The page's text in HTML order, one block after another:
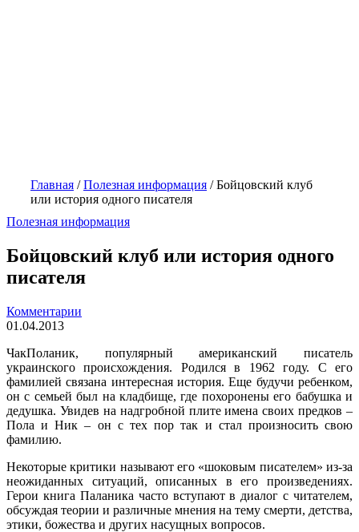
Главная /Полезная информация /Бойцовский клуб
или история одного писателя
Полезная информация
Бойцовский клуб или история одного
писателя
Комментарии
01.04.2013
ЧакПоланик, популярный американский писатель
украинского происхождения. Родился в 1962 году. С его
фамилией связана интересная история. Еще будучи ребенком,
он с семьей был на кладбище, где похоронены его бабушка и
дедушка. Увидев на надгробной плите имена своих предков –
Пола и Ник – он с тех пор так и стал произносить свою
фамилию.
Некоторые критики называют его «шоковым писателем» из-за
неожиданных ситуаций, описанных в его произведениях.
Герои книга Паланика часто вступают в диалог с читателем,
обсуждая теории и различные мнения на тему смерти, детства,
этики, божества и других насущных вопросов.